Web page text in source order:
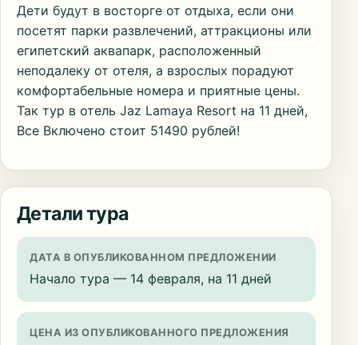
Дети будут в восторге от отдыха, если они
посетят парки развлечений, аттракционы или
египетский аквапарк, расположенный
неподалеку от отеля, а взрослых порадуют
комфортабельные номера и приятные цены.
Так тур в отель Jaz Lamaya Resort на 11 дней,
Все Включено стоит 51490 рублей!
Детали тура
ДАТА В ОПУБЛИКОВАННОМ ПРЕДЛОЖЕНИИ
Начало тура — 14 февраля, на 11 дней
ЦЕНА ИЗ ОПУБЛИКОВАННОГО ПРЕДЛОЖЕНИЯ